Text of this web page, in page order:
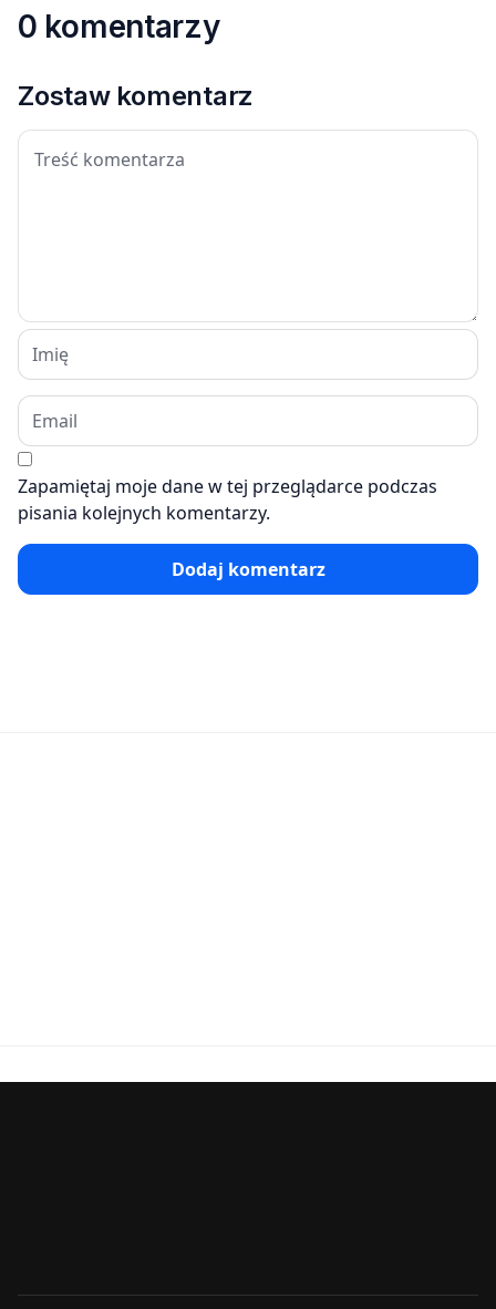
0 komentarzy
Zostaw komentarz
Zapamiętaj moje dane w tej przeglądarce podczas
pisania kolejnych komentarzy.
Dodaj komentarz